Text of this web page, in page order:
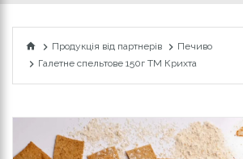
Продукція від партнерів
Печиво
Галетне спельтове 150г ТМ Крихта